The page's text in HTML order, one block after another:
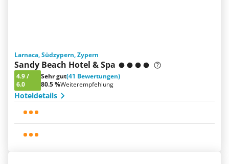
Larnaca, Südzypern, Zypern
Sandy Beach Hotel & Spa
4.9/
6.0
Sehr gut(41 Bewertungen)
80.5 %Weiterempfehlung
Hoteldetails